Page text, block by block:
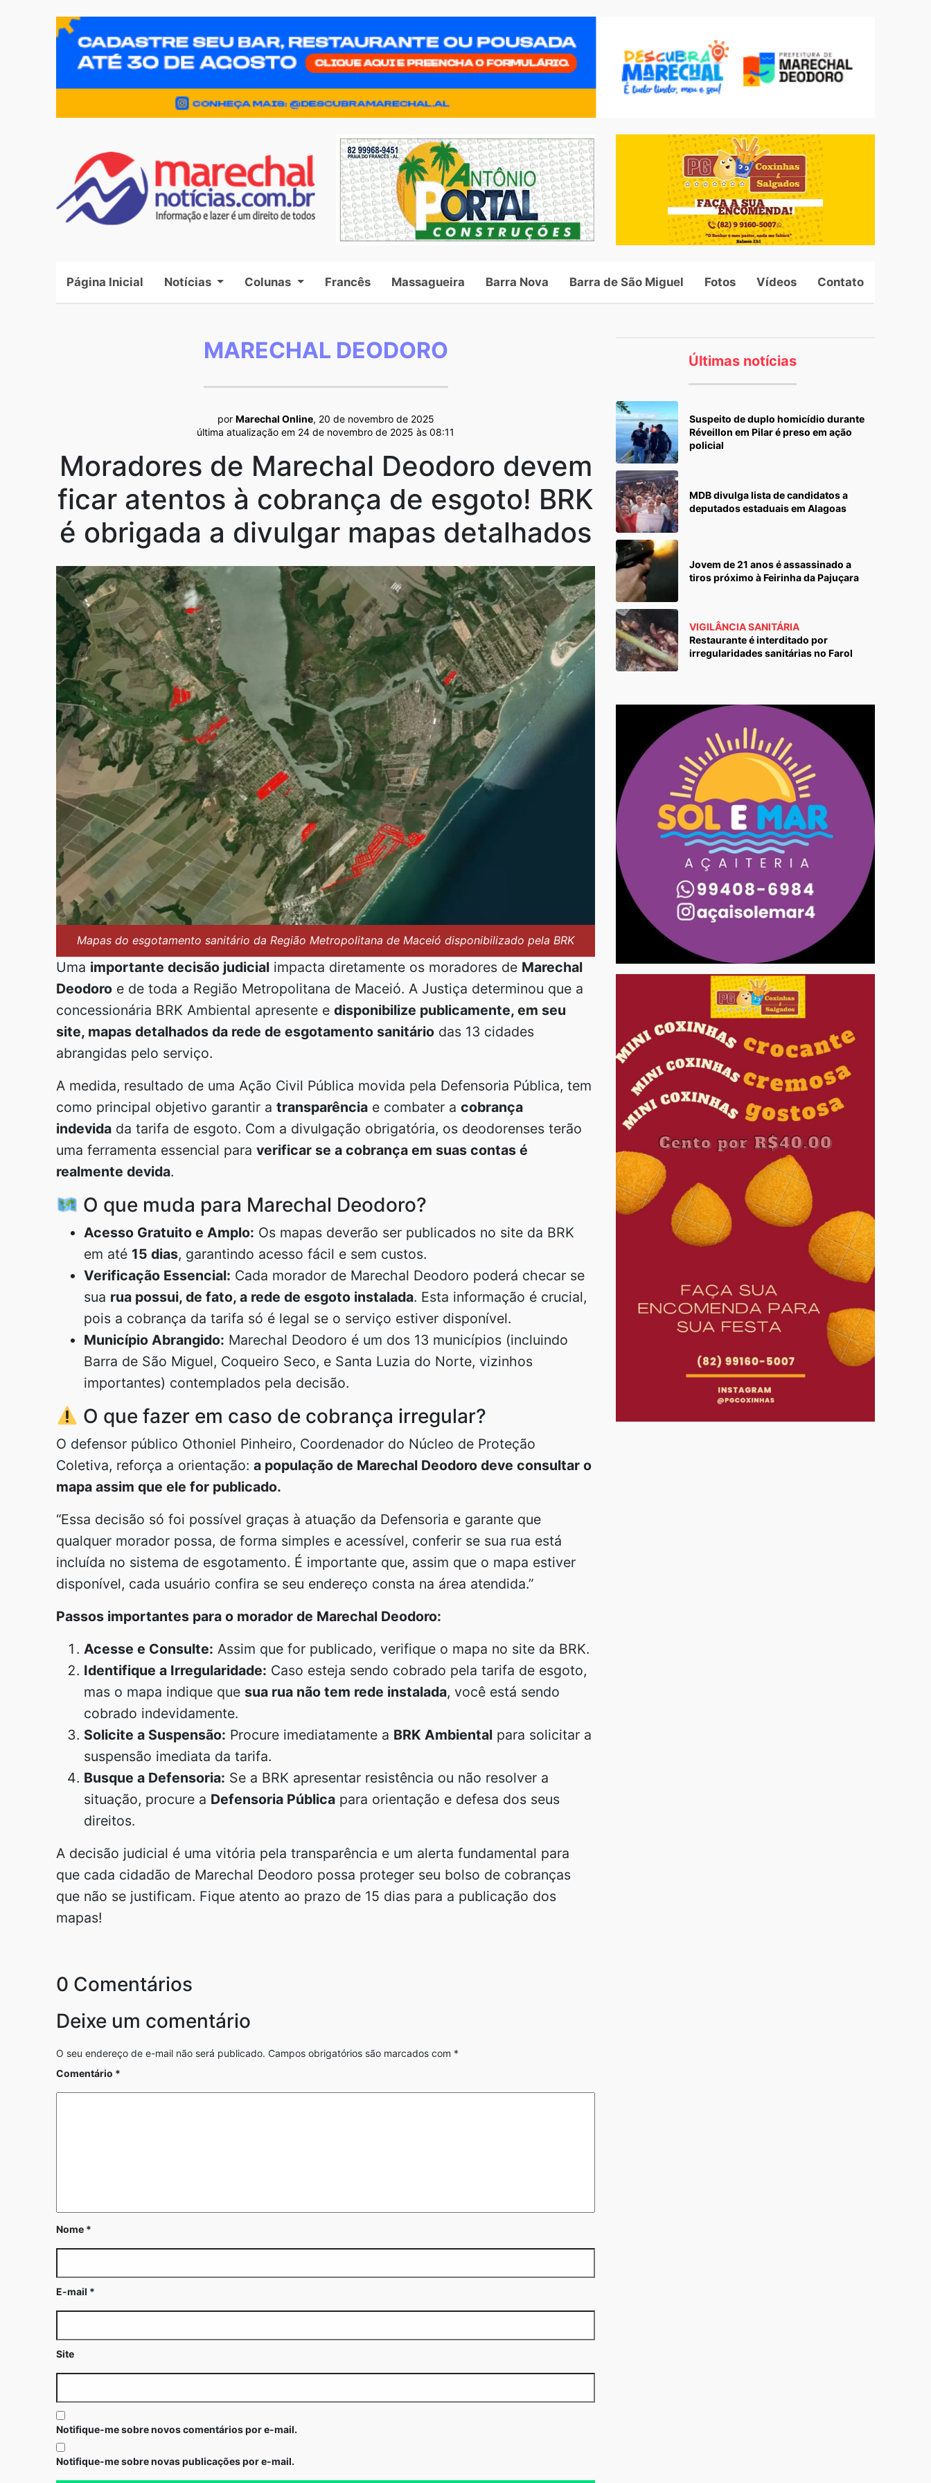
Página Inicial (current)
Notícias Colunas Francês Massagueira Barra Nova Barra de São Miguel Fotos Vídeos Contato
MARECHAL DEODORO
por Marechal Online, 20 de novembro de 2025
última atualização em 24 de novembro de 2025 às 08:11
Moradores de Marechal Deodoro devem
ficar atentos à cobrança de esgoto! BRK
é obrigada a divulgar mapas detalhados
Mapas do esgotamento sanitário da Região Metropolitana de Maceió disponibilizado pela BRK
Uma importante decisão judicial impacta diretamente os moradores de Marechal
Deodoro e de toda a Região Metropolitana de Maceió. A Justiça determinou que a
concessionária BRK Ambiental apresente e disponibilize publicamente, em seu
site, mapas detalhados da rede de esgotamento sanitário das 13 cidades
abrangidas pelo serviço.
A medida, resultado de uma Ação Civil Pública movida pela Defensoria Pública, tem
como principal objetivo garantir a transparência e combater a cobrança
indevida da tarifa de esgoto. Com a divulgação obrigatória, os deodorenses terão
uma ferramenta essencial para verificar se a cobrança em suas contas é
realmente devida.
O que muda para Marechal Deodoro?
Acesso Gratuito e Amplo: Os mapas deverão ser publicados no site da BRK
em até 15 dias, garantindo acesso fácil e sem custos.
Verificação Essencial: Cada morador de Marechal Deodoro poderá checar se
sua rua possui, de fato, a rede de esgoto instalada. Esta informação é crucial,
pois a cobrança da tarifa só é legal se o serviço estiver disponível.
Município Abrangido: Marechal Deodoro é um dos 13 municípios (incluindo
Barra de São Miguel, Coqueiro Seco, e Santa Luzia do Norte, vizinhos
importantes) contemplados pela decisão.
O que fazer em caso de cobrança irregular?
O defensor público Othoniel Pinheiro, Coordenador do Núcleo de Proteção
Coletiva, reforça a orientação: a população de Marechal Deodoro deve consultar o
mapa assim que ele for publicado.
“Essa decisão só foi possível graças à atuação da Defensoria e garante que
qualquer morador possa, de forma simples e acessível, conferir se sua rua está
incluída no sistema de esgotamento. É importante que, assim que o mapa estiver
disponível, cada usuário confira se seu endereço consta na área atendida.”
Passos importantes para o morador de Marechal Deodoro:
Acesse e Consulte: Assim que for publicado, verifique o mapa no site da BRK.
Identifique a Irregularidade: Caso esteja sendo cobrado pela tarifa de esgoto,
mas o mapa indique que sua rua não tem rede instalada, você está sendo
cobrado indevidamente.
Solicite a Suspensão: Procure imediatamente a BRK Ambiental para solicitar a
suspensão imediata da tarifa.
Busque a Defensoria: Se a BRK apresentar resistência ou não resolver a
situação, procure a Defensoria Pública para orientação e defesa dos seus
direitos.
A decisão judicial é uma vitória pela transparência e um alerta fundamental para
que cada cidadão de Marechal Deodoro possa proteger seu bolso de cobranças
que não se justificam. Fique atento ao prazo de 15 dias para a publicação dos
mapas!
0 Comentários
Deixe um comentário
O seu endereço de e-mail não será publicado. Campos obrigatórios são marcados com *
Comentário *
Nome *
E-mail *
Site
Notifique-me sobre novos comentários por e-mail.
Notifique-me sobre novas publicações por e-mail.
Últimas notícias
Suspeito de duplo homicídio durante
Réveillon em Pilar é preso em ação
policial
MDB divulga lista de candidatos a
deputados estaduais em Alagoas
Jovem de 21 anos é assassinado a
tiros próximo à Feirinha da Pajuçara
VIGILÂNCIA SANITÁRIA
Restaurante é interditado por
irregularidades sanitárias no Farol